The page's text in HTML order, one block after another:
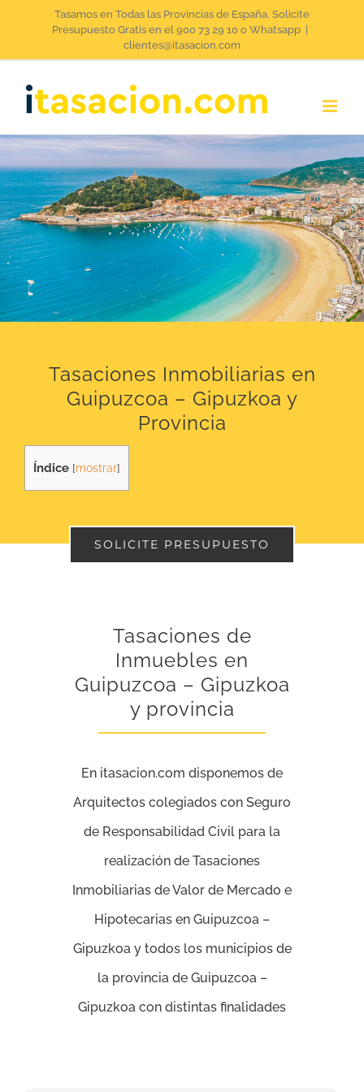
Tasamos en Todas las Provincias de España. Solicite
Presupuesto Gratis en el 900 73 29 10 o Whatsapp
clientes@itasacion.com
Tasaciones Inmobiliarias en
Guipuzcoa – Gipuzkoa y
Provincia
Índice [mostrar]
SOLICITE PRESUPUESTO
Tasaciones de
Inmuebles en
Guipuzcoa – Gipuzkoa
y provincia
En itasacion.com disponemos de
Arquitectos colegiados con Seguro
de Responsabilidad Civil para la
realización de Tasaciones
Inmobiliarias de Valor de Mercado e
Hipotecarias en Guipuzcoa –
Gipuzkoa y todos los municipios de
la provincia de Guipuzcoa –
Gipuzkoa con distintas finalidades